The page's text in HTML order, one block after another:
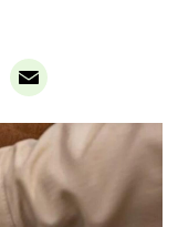
Email